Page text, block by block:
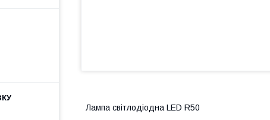
Лампа світлодіодна LED R50